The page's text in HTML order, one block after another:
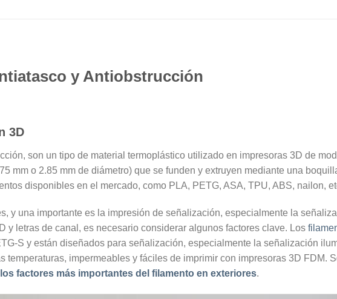
y Antiobstrucción
3D
son un tipo de material termoplástico utilizado en impresoras 3D de
mm o 2.85 mm de diámetro) que se funden y extruyen mediante una
disponibles en el mercado, como PLA, PETG, ASA, TPU, ABS, nailon,
y una importante es la impresión de señalización, especialmente la
letras de canal, es necesario considerar algunos factores clave. Los
S y están diseñados para señalización, especialmente la señalización
temperaturas, impermeables y fáciles de imprimir con impresoras 3D FDM.
los factores más importantes del filamento en exteriores.